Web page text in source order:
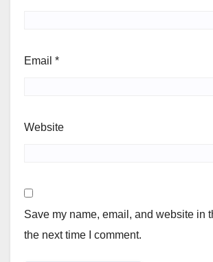
Email *
Website
Save my name, email, and website in
the next time I comment.